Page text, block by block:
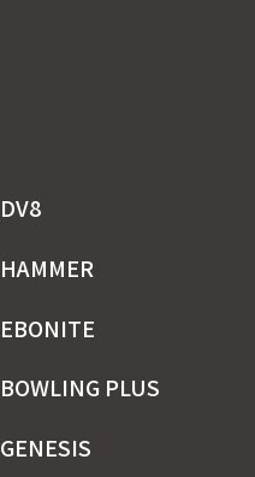
DV8
HAMMER
EBONITE
BOWLING PLUS
GENESIS